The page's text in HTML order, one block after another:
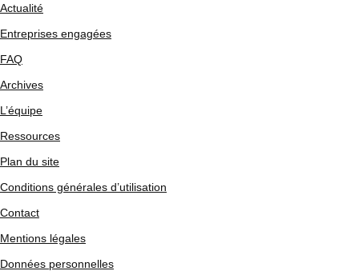
Actualité
Entreprises engagées
FAQ
Archives
L’équipe
Ressources
Plan du site
Conditions générales d’utilisation
Contact
Mentions légales
Données personnelles